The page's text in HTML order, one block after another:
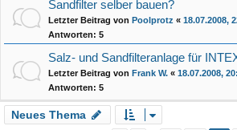
Sandfilter selber bauen?
Letzter Beitrag von Poolprotz « 18.07.2008,
Antworten: 5
Salz- und Sandfilteranlage für
Letzter Beitrag von Frank W. « 18.07.2008,
Antworten: 5
Neues Thema